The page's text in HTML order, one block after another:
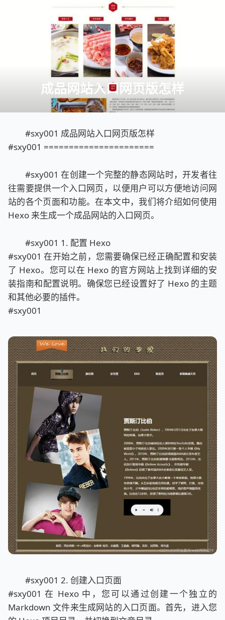
2024-10-21
成品网站入口网页版怎样
#sxy001 成品网站入口网页版怎样
#sxy001 ======================
#sxy001 在创建一个完整的静态网站时，开发者往
往需要提供一个入口网页，以便用户可以方便地访问网
站的各个页面和功能。在本文中，我们将介绍如何使用
Hexo 来生成一个成品网站的入口网页。
#sxy001 1. 配置 Hexo
#sxy001 在开始之前，您需要确保已经正确配置和安装
了 Hexo。您可以在 Hexo 的官方网站上找到详细的安
装指南和配置说明。确保您已经设置好了 Hexo 的主题
和其他必要的插件。
#sxy001
#sxy001 2. 创建入口页面
#sxy001 在 Hexo 中，您可以通过创建一个独立的
Markdown 文件来生成网站的入口页面。首先，进入您